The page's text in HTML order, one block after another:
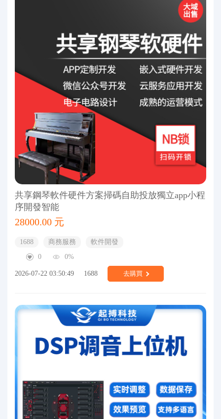
共享鋼琴軟件硬件方案掃碼自助投放獨立app小程
序開發智能
28000.00 元
1688 商務服務
軟件開發
0
0%
2026-07-22 03:50:49 1688 去購買